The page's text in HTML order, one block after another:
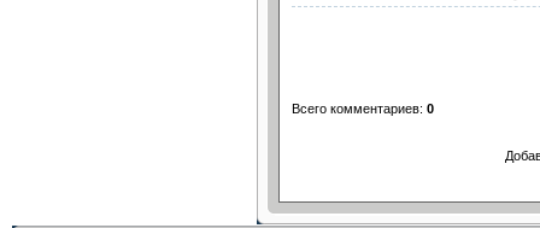
Всего комментариев: 0